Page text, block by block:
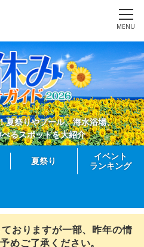
MENU
夏祭りやプール、海水浴場、
るスポットを大紹介
夏祭り
イベント
ランキング
おりますが一部、昨年の情
めご了承ください。